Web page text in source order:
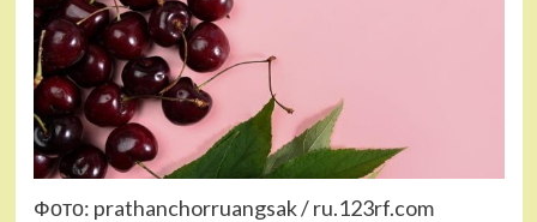
Фото: prathanchorruangsak / ru.123rf.com